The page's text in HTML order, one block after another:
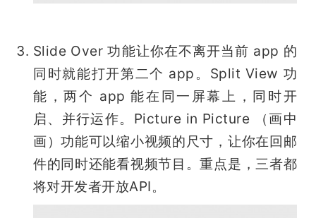
Slide Over 功能让你在不离开当前 app 的
同时就能打开第二个 app。Split View 功
能，两个 app 能在同一屏幕上，同时开
启、并行运作。Picture in Picture （画中
画）功能可以缩小视频的尺寸，让你在回邮
件的同时还能看视频节目。重点是，三者都
将对开发者开放API。